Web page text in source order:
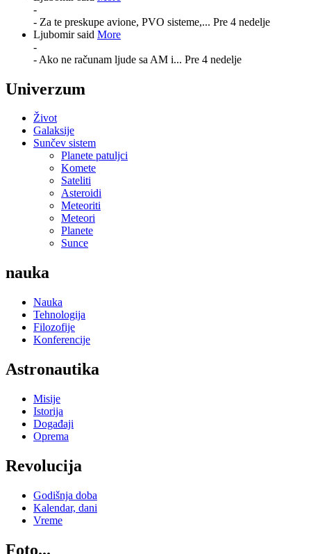
-
- Za te preskupe avione, PVO sisteme,... Pre 4 nedelje
Ljubomir said More
-
- Ako ne računam ljude sa AM i... Pre 4 nedelje
Univerzum
Život
Galaksije
Sunčev sistem
Planete patuljci
Komete
Sateliti
Asteroidi
Meteoriti
Meteori
Planete
Sunce
nauka
Nauka
Tehnologija
Filozofije
Konferencije
Astronautika
Misije
Istorija
Događaji
Oprema
Revolucija
Godišnja doba
Kalendar, dani
Vreme
Foto...